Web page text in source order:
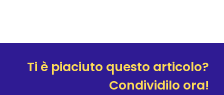
Ti è piaciuto questo articolo?
Condividilo ora!